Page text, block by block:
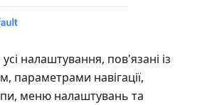
налаштування, пов'язані із
параметрами навігації,
меню налаштувань та